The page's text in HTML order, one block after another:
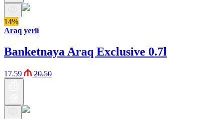
14%
Araq yerli
Banketnaya Araq Exclusive 0.7l
17.59 20.50